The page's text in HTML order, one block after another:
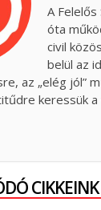
A
óta
civil
belül az
az „elég jól”
keressük a
CIKKEINK